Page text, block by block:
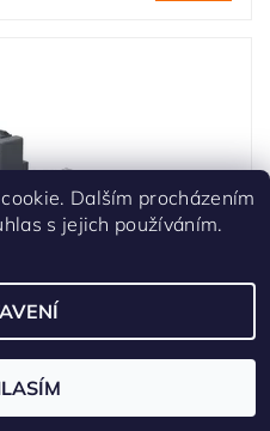
2
dní
Dalším procházením
s jejich používáním.